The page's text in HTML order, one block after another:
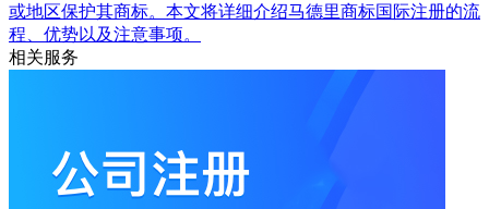
或地区保护其商标。本文将详细介绍马德里商标国际注册的流
程、优势以及注意事项。
相关服务